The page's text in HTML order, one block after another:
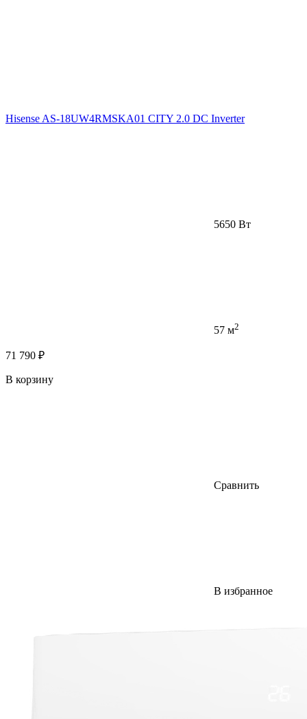
Hisense AS-18UW4RMSKA01 CITY 2.0 DC Inverter
5650 Вт
57 м2
71 790 ₽
В корзину
Сравнить
В избранное